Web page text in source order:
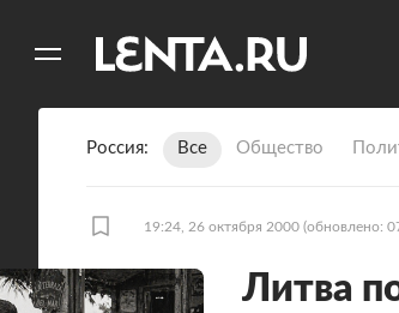
Россия Все Общество
19:24, 26 октября 2000 (обновлено:
Литва